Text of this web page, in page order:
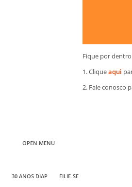
Fique por
1. Cliqueaqui
2. Fale conosco
OPEN MENU
30 ANOS DIAP FILIE-SE